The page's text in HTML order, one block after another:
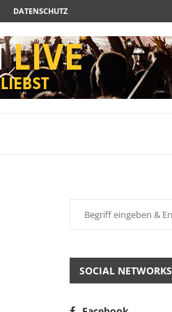
DATENSCHUTZ
SOCIAL NETWORKS